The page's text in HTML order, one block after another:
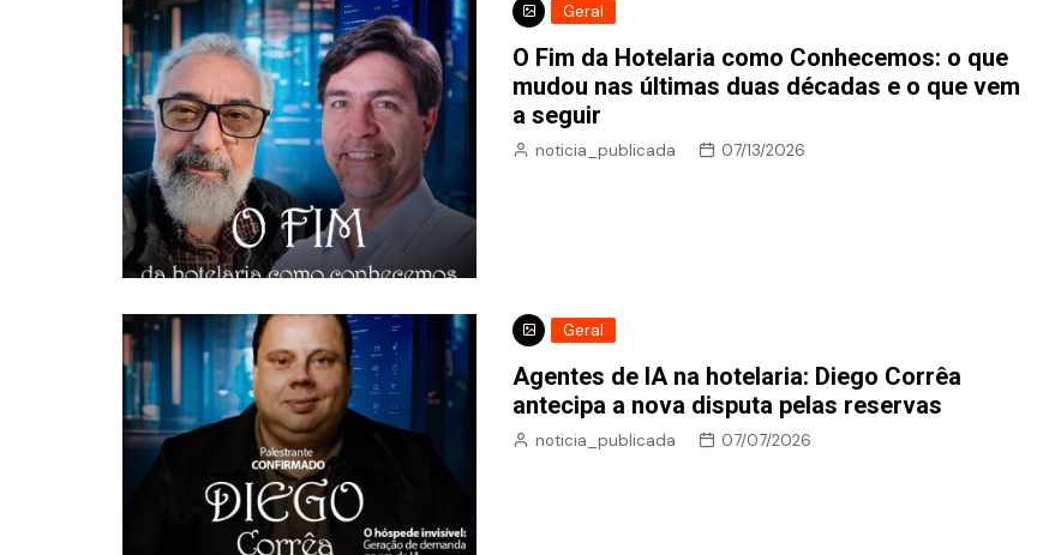
Geral
O Fim da Hotelaria como Conhecemos: o que
mudou nas últimas duas décadas e o que vem
a seguir
noticia_publicada 07/13/2026
Geral
Agentes de IA na hotelaria: Diego Corrêa
antecipa a nova disputa pelas reservas
noticia_publicada 07/07/2026